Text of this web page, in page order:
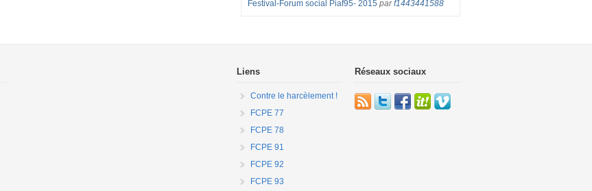
Festival-Forum social Piaf95- 2015 parf1443441588
Liens
Contre le harcèlement !
FCPE 77
FCPE 78
FCPE 91
FCPE 92
FCPE 93
Réseaux sociaux